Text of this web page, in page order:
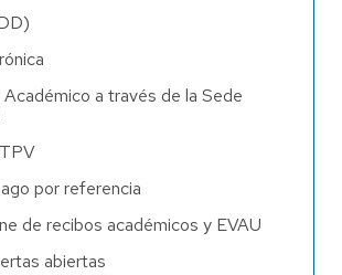
a través de la Sede
por referencia
de recibos académicos y EVAU
abiertas